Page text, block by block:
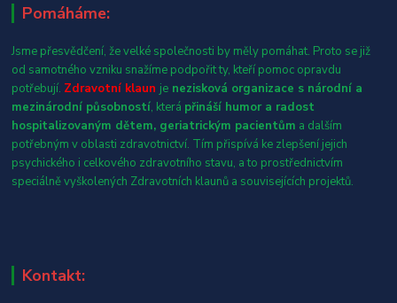
Pomáháme:
Jsme přesvědčení, že velké společnosti by měly pomáhat. Proto se již
od samotného vzniku snažíme podpořit ty, kteří pomoc opravdu
potřebují. Zdravotní klaun je nezisková organizace s národní a
mezinárodní působností, která přináší humor a radost
hospitalizovaným dětem, geriatrickým pacientům a dalším
potřebným v oblasti zdravotnictví. Tím přispívá ke zlepšení jejich
psychického i celkového zdravotního stavu, a to prostřednictvím
speciálně vyškolených Zdravotních klaunů a souvisejících projektů.
Kontakt: